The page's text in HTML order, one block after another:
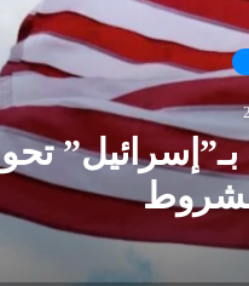
مشروط